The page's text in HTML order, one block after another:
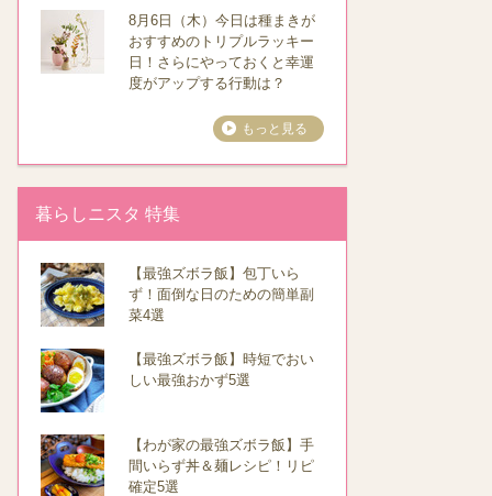
8月6日（木）今日は種まきが
おすすめのトリプルラッキー
日！さらにやっておくと幸運
度がアップする行動は？
もっと見る
暮らしニスタ 特集
【最強ズボラ飯】包丁いら
ず！面倒な日のための簡単副
菜4選
【最強ズボラ飯】時短でおい
しい最強おかず5選
【わが家の最強ズボラ飯】手
間いらず丼＆麺レシピ！リピ
確定5選